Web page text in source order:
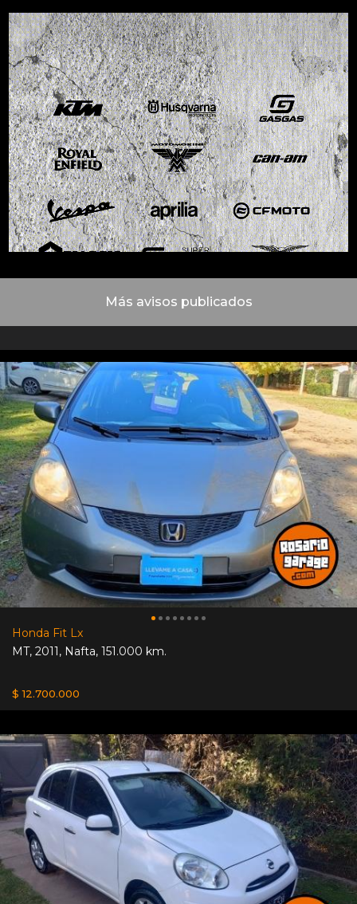
Más avisos publicados
Honda Fit Lx
MT, 2011, Nafta, 151.000 km.
$ 12.700.000